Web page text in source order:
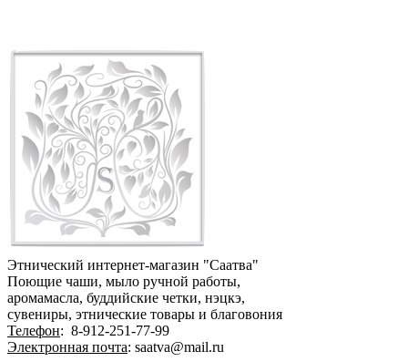
Этнический интернет-магазин "Саатва"
Поющие чаши, мыло ручной работы,
аромамасла, буддийские четки, нэцкэ,
сувениры, этнические товары и благовония
Телефон: 8-912-251-77-99
Электронная почта: saatva@mail.ru